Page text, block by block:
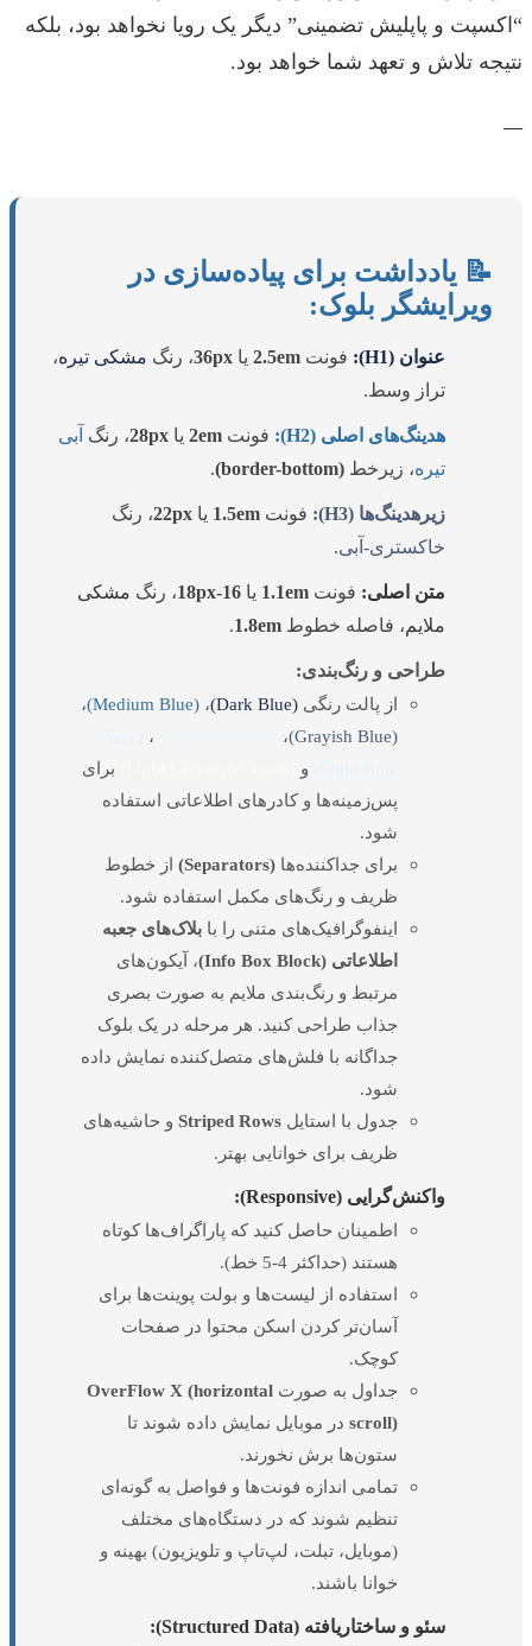
“اکسپت و پاپلیش تضمینی” دیگر یک رویا نخواهد بود، بلکه
نتیجه تلاش و تعهد شما خواهد بود.
—
📝 یادداشت برای پیاده‌سازی در
ویرایشگر بلوک:
عنوان (H1): فونت 2.5em یا 36px، رنگ مشکی تیره،
تراز وسط.
هدینگ‌های اصلی (H2): فونت 2em یا 28px، رنگ آبی
تیره، زیرخط (border-bottom)
.
زیرهدینگ‌ها (H3): فونت 1.5em یا 22px، رنگ
خاکستری-آبی.
متن اصلی: فونت 1.1em یا 16-18px ، رنگ مشکی
ملایم، فاصله خطوط 1.8em
.
طراحی و رنگ‌بندی:
از پالت رنگی (Dark Blue) ، (Medium Blue)
،
(Grayish Blue)
، ،
و
برای
پس‌زمینه‌ها و کادرهای اطلاعاتی استفاده
شود.
برای جداکننده‌ها (Separators)
از خطوط
ظریف و رنگ‌های مکمل استفاده شود.
اینفوگرافیک‌های متنی را با بلاک‌های جعبه
اطلاعاتی (Info Box Block)
، آیکون‌های
مرتبط و رنگ‌بندی ملایم به صورت بصری
جذاب طراحی کنید. هر مرحله در یک بلوک
جداگانه با فلش‌های متصل‌کننده نمایش داده
شود.
جدول با استایل Striped Rows و حاشیه‌های
ظریف برای خوانایی بهتر.
واکنش‌گرایی (Responsive):
اطمینان حاصل کنید که پاراگراف‌ها کوتاه
هستند (حداکثر 4-5 خط).
استفاده از لیست‌ها و بولت پوینت‌ها برای
آسان‌تر کردن اسکن محتوا در صفحات
کوچک.
جداول به صورت OverFlow X (horizontal
scroll) در موبایل نمایش داده شوند تا
ستون‌ها برش نخورند.
تمامی اندازه فونت‌ها و فواصل به گونه‌ای
تنظیم شوند که در دستگاه‌های مختلف
(موبایل، تبلت، لپ‌تاپ و تلویزیون) بهینه و
خوانا باشند.
سئو و ساختاریافته (Structured Data):